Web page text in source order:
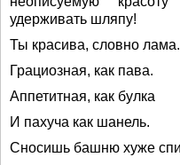
удерживать шляпу!
Ты красива, словно лама.
Грациозная, как пава.
Аппетитная, как булка
И пахуча как шанель.
Сносишь башню хуже